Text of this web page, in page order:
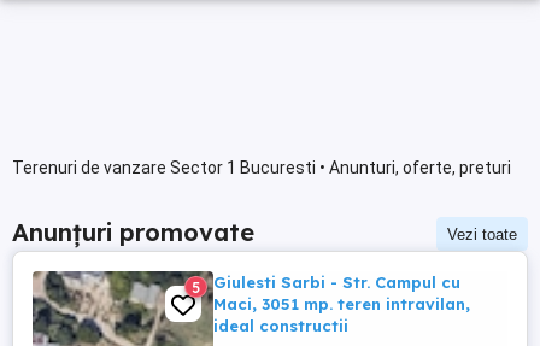
Terenuri de vanzare Sector 1 Bucuresti • Anunturi, oferte, preturi
Anunțuri promovate Vezi toate
5
Giulesti Sarbi - Str. Campul cu
Maci, 3051 mp. teren intravilan,
ideal constructii